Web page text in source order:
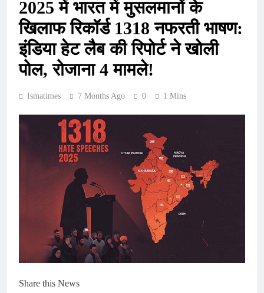
2025 में भारत में मुसलमानों के
खिलाफ रिकॉर्ड 1318 नफरती भाषण:
इंडिया हेट लैब की रिपोर्ट ने खोली
पोल, रोजाना 4 मामले!
Ismatimes 7 Months Ago 0 1 Mins
Share this News